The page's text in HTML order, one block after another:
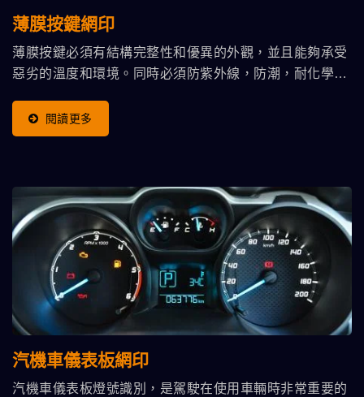
薄膜按鍵網印
薄膜按鍵必須有結構完整性和優異的外觀，並且能夠承受
惡劣的溫度和環境。同時必須防紫外線，防潮，耐化學腐
閱讀更多
汽機車儀表板網印
汽機車儀表板燈號識別，是駕駛在使用車輛時非常重要的